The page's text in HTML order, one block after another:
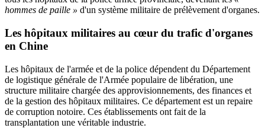
hommes de paille » d'un système militaire de prélèvement d'organes.
Les hôpitaux militaires au cœur du trafic d'organes
en Chine
Les hôpitaux de l'armée et de la police dépendent du Département
de logistique générale de l'Armée populaire de libération, une
structure militaire chargée des approvisionnements, des finances et
de la gestion des hôpitaux militaires. Ce département est un repaire
de corruption notoire. Ces établissements ont fait de la
transplantation une véritable industrie.